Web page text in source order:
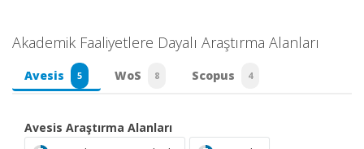
Akademik Faaliyetlere Dayalı Araştırma Alanları
Avesis 5 WoS 8 Scopus 4
Avesis Araştırma Alanları